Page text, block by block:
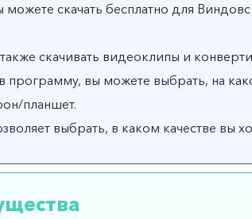
скачать бесплатно для
скачивать видеоклипы и
программу, вы можете выбрать, на
планшет.
выбрать, в каком качестве вы